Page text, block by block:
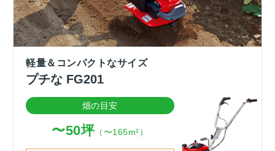
軽量＆コンパクトなサイズ
プチな FG201
畑の目安
〜50坪（〜165m²）